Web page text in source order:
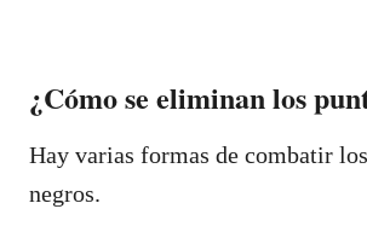
¿Cómo se eliminan los
Hay varias formas de combatir
negros.